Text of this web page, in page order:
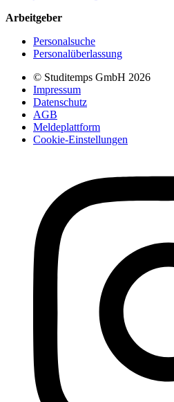
Arbeitgeber
Personalsuche
Personalüberlassung
© Studitemps GmbH 2026
Impressum
Datenschutz
AGB
Meldeplattform
Cookie-Einstellungen